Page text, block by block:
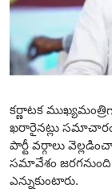
కర్ణాటక
ఖరారైనట్లు
పార్టీ వర్గాలు
సమావేశం
ఎన్నుకుంటారు.